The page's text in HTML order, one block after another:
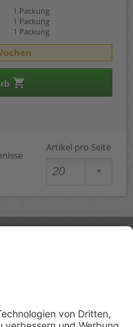
1 Packung
1 Packung
1 Packung
Artikel pro Seite